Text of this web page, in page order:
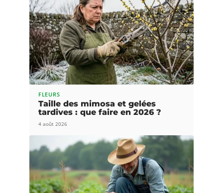
FLEURS
Taille des mimosa et gelées
tardives : que faire en 2026 ?
4 août 2026